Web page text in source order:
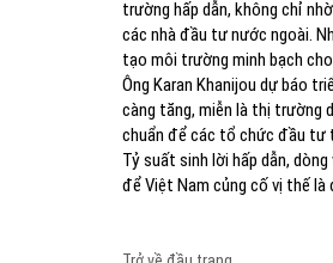
trường hấp dẫn, không chỉ
các nhà đầu tư nước ngoài.
tạo môi trường minh bạch
Ông Karan Khanijou dự báo
càng tăng, miễn là thị trường
chuẩn để các tổ chức đầu tư
Tỷ suất sinh lời hấp dẫn,
để Việt Nam củng cố vị thế